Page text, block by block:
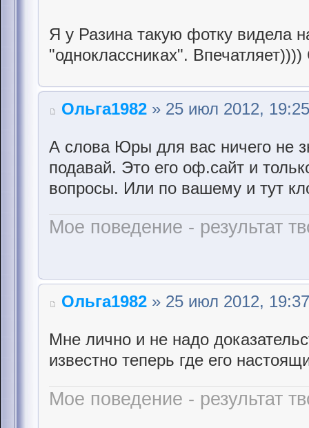
Я у Разина такую фотку видела
"одноклассниках".
Ольга1982 » 25 июл 2012, 19:25
А слова Юры для вас ничего не
подавай. Это его оф.сайт и
вопросы. Или по вашему и тут
Мое поведение - результат
Ольга1982 » 25 июл 2012, 19:37
Мне лично и не надо
известно теперь где его
Мое поведение - результат